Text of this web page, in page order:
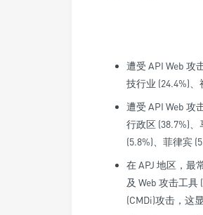
遭受 API Web 攻
技行业 (24.4%)、
遭受 API Web 攻
行政区 (38.7%)
(5.8%)、菲律宾
在 APJ 地区，最
及 Web 攻击工
(CMDi)攻击，这